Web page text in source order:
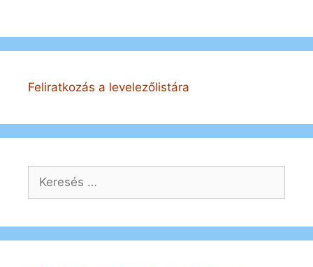
Feliratkozás a levelezőlistára
Keresés: